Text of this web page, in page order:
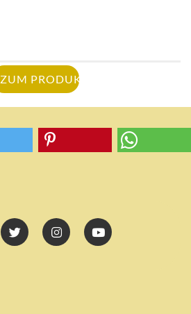
ZUM PRODUKT